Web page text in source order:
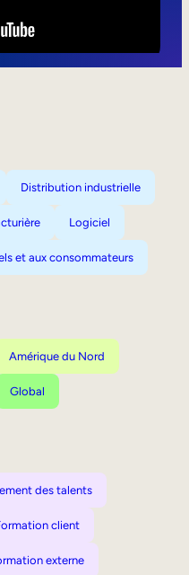
Distribution industrielle
Logiciel
et aux consommateurs
Amérique du Nord
Global
des talents
client
externe